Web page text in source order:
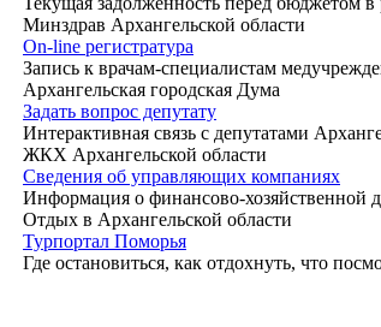
Минздрав Архангельской области
On-line регистратура
Запись к врачам-специалистам
Архангельская городская Дума
Задать вопрос депутату
Интерактивная связь с депутатами
ЖКХ Архангельской области
Сведения об управляющих компаниях
Информация о финансово-хозяйственной
Отдых в Архангельской области
Турпортал Поморья
Где остановиться, как отдохнуть, что